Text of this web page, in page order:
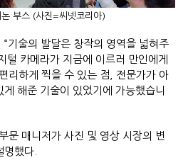
부스 (사진=씨넷코리아)
기술의 발달은 창작의 영역을 넓혀주
털 카메라가 지금에 이르러 만인에게
리하게 찍을 수 있는 점, 전문가가 아
해준 기술이 있었기에 가능했습니
문 매니저가 사진 및 영상 시장의 변
했다.